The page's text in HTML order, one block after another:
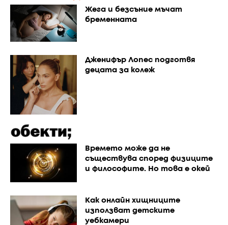
Жега и безсъние мъчат
бременната
Дженифър Лопес подготвя
децата за колеж
Времето може да не
съществува според физиците
и философите. Но това е окей
Как онлайн хищниците
използват детските
уебкамери